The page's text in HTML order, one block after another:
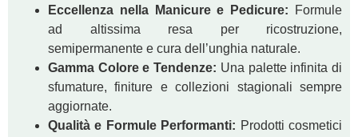
Eccellenza nella Manicure e Pedicure: Formule
ad altissima resa per ricostruzione,
semipermanente e cura dell’unghia naturale.
Gamma Colore e Tendenze: Una palette infinita di
sfumature, finiture e collezioni stagionali sempre
aggiornate.
Qualità e Formule Performanti: Prodotti cosmetici